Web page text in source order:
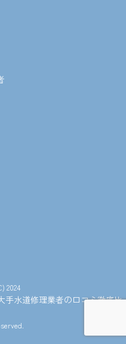
2024
手水道修理業者の口コミ徹底比